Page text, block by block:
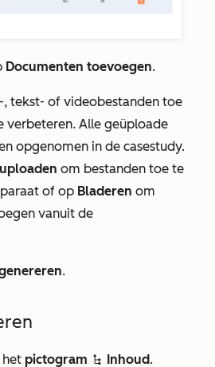
Documenten toevoegen.
tekst- of videobestanden toe
verbeteren. Alle geüploade
opgenomen in de casestudy.
om bestanden toe te
of op Bladeren om
vanuit de
.
het pictogram siteTreeIcon Inhoud.